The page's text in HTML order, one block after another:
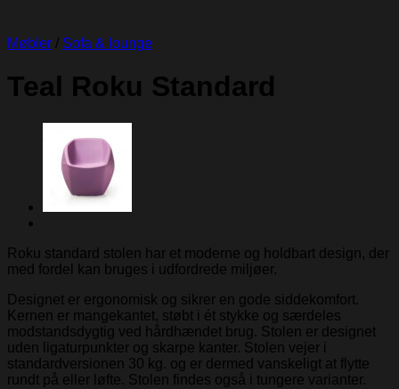
Møbler / Sofa & lounge
Teal Roku Standard
Roku standard stolen har et moderne og holdbart design, der
med fordel kan bruges i udfordrede miljøer.
Designet er ergonomisk og sikrer en gode siddekomfort.
Kernen er mangekantet, støbt i ét stykke og særdeles
modstandsdygtig ved hårdhændet brug. Stolen er designet
uden ligaturpunkter og skarpe kanter. Stolen vejer i
standardversionen 30 kg. og er dermed vanskeligt at flytte
rundt på eller løfte. Stolen findes også i tungere varianter.